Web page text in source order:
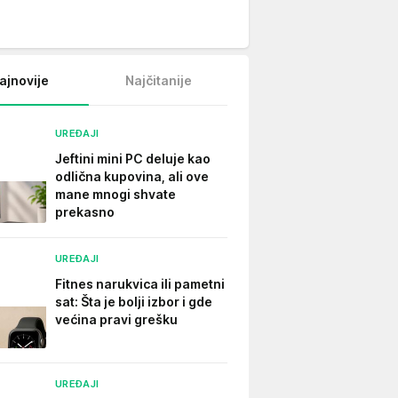
Najčitanije
UREĐAJI
Jeftini mini PC deluje kao
odlična kupovina, ali ove
mane mnogi shvate
prekasno
UREĐAJI
Fitnes narukvica ili pametni
sat: Šta je bolji izbor i gde
većina pravi grešku
UREĐAJI